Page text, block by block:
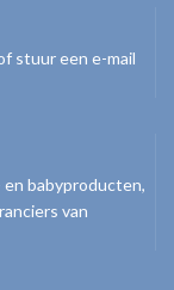
stuur een e-mail
babyproducten,
van